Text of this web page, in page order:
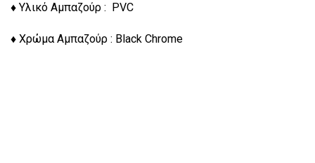
♦ Υλικό Αμπαζούρ : PVC
♦ Χρώμα Αμπαζούρ : Black Chrome